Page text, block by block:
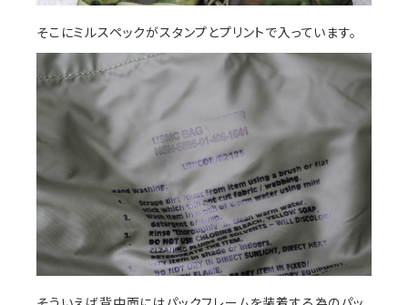
そこにミルスペックがスタンプとプリントで入っています。